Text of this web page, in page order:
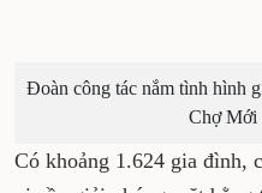
Đoàn công tác nắm tình hình
Chợ Mới
Có khoảng 1.624 gia đình,